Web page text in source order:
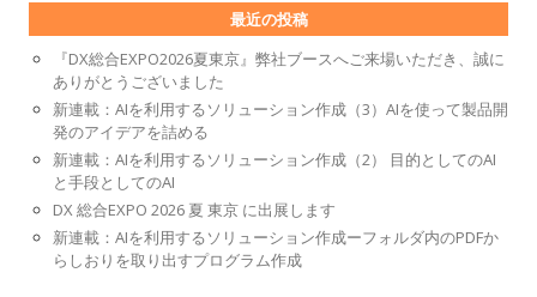
最近の投稿
『DX総合EXPO2026夏東京』弊社ブースへご来場いただき、誠に
ありがとうございました
新連載：AIを利用するソリューション作成（3）AIを使って製品開
発のアイデアを詰める
新連載：AIを利用するソリューション作成（2） 目的としてのAI
と手段としてのAI
DX 総合EXPO 2026 夏 東京 に出展します
新連載：AIを利用するソリューション作成ーフォルダ内のPDFか
らしおりを取り出すプログラム作成